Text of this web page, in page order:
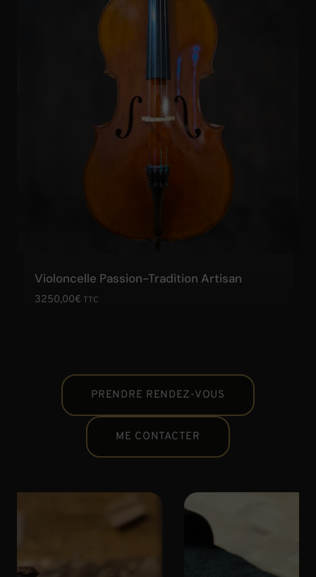
Violoncelle Passion-Tradition Artisan
3250,00€ TTC
PRENDRE RENDEZ-VOUS
ME CONTACTER